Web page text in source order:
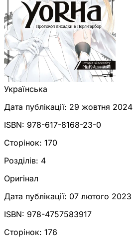
Українська
Дата публікації: 29 жовтня 2024
ISBN: 978-617-8168-23-0
Сторінок: 170
Розділів: 4
Оригінал
Дата публікації: 07 лютого 2023
ISBN: 978-4757583917
Сторінок: 176